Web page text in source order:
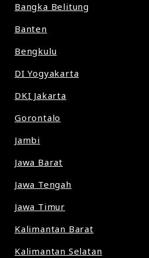
Bangka Belitung
Banten
Bengkulu
DI Yogyakarta
DKI Jakarta
Gorontalo
Jambi
Jawa Barat
Jawa Tengah
Jawa Timur
Kalimantan Barat
Kalimantan Selatan